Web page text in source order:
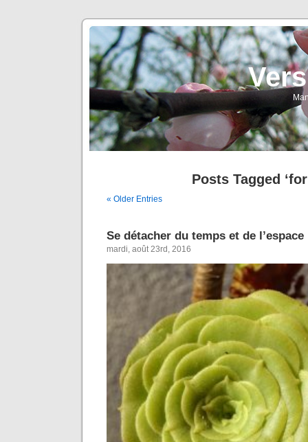
Posts Tagged
« Older Entries
Se détacher du temps et de l’espace
mardi, août 23rd, 2016